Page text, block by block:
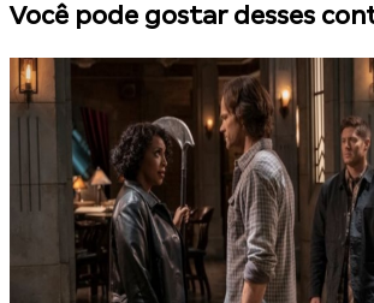
Você pode gostar desses